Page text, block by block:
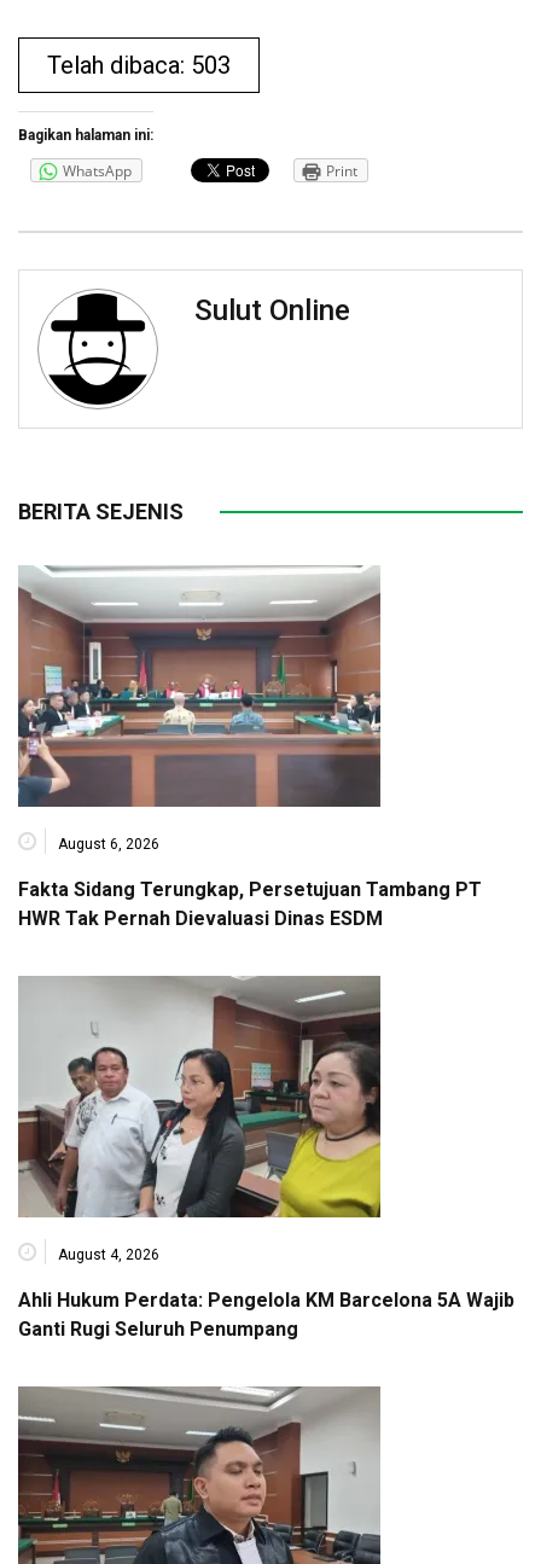
Telah dibaca: 503
Bagikan halaman ini:
WhatsApp Print
Sulut Online
BERITA SEJENIS
August 6, 2026
Fakta Sidang Terungkap, Persetujuan Tambang PT
HWR Tak Pernah Dievaluasi Dinas ESDM
August 4, 2026
Ahli Hukum Perdata: Pengelola KM Barcelona 5A Wajib
Ganti Rugi Seluruh Penumpang